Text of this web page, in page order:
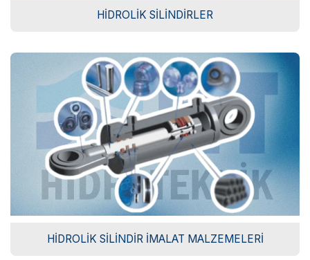
HIDROLIK SILINDIRLER
HIDROLIK SILINDIR İMALAT MALZEMELERI